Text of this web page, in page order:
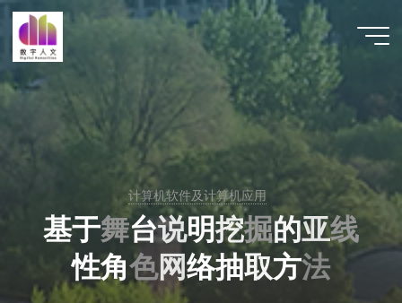
计算机软件及计算机应用
基于舞台说明挖掘的亚线
性角色网络抽取方法